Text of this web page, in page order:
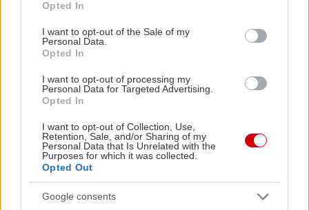
use your data for below specified purposes in below Google
consent section.
Opted In
I want to opt-out of the Sale of my
Personal Data.
Opted In
I want to opt-out of processing my
Personal Data for Targeted Advertising.
Opted In
I want to opt-out of Collection, Use,
Retention, Sale, and/or Sharing of my
Personal Data that Is Unrelated with the
Purposes for which it was collected.
Opted Out
Google consents
Αν πάλι είσαι λάτρης του βουνού, ο Κιθαιρώνας
υψώνει τις καταπράσινες πλαγιές του ακριβώς
πάνω από το Πόρτο Γερμενό, και έχει ένα σωρό
μονοπάτια για να πεζοπορήσεις. Μιλώντας για
πεζοπορία, αυτή γίνεται και παραθαλάσσια, στο
12 χιλιομέτρων (ή σε όσο από το μήκος του
αντέχεις)Μονοπάτι της Αλκυόνης
, που ξεκινά